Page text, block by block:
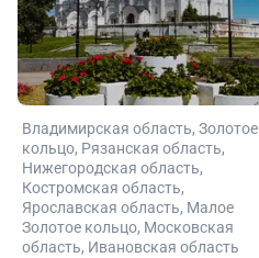
Владимирская область Золотое
кольцо Рязанская область
Нижегородская область
Костромская область
Ярославская область Малое
Золотое кольцо Московская
область Ивановская область